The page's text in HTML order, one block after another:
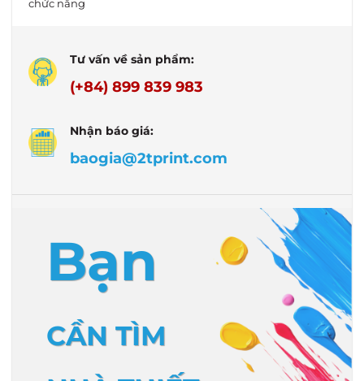
chức năng
Tư vấn về sản phẩm:
(+84) 899 839 983
Nhận báo giá:
baogia@2tprint.com
Bạn
CẦN TÌM